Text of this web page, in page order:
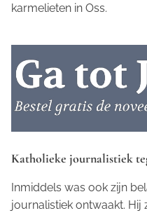
karmelieten in Oss.
Katholieke journalistiek
Inmiddels was ook zijn
journalistiek ontwaakt. Hij